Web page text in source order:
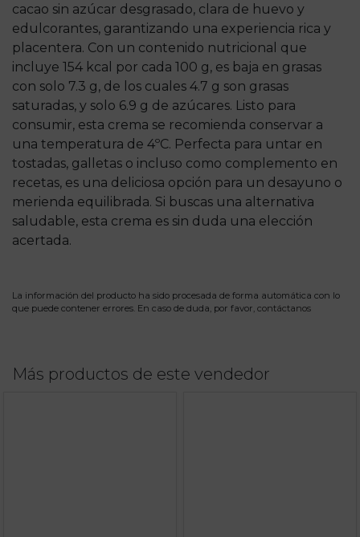
cacao sin azúcar desgrasado, clara de huevo y
edulcorantes, garantizando una experiencia rica y
placentera. Con un contenido nutricional que
incluye 154 kcal por cada 100 g, es baja en grasas
con solo 7.3 g, de los cuales 4.7 g son grasas
saturadas, y solo 6.9 g de azúcares. Listo para
consumir, esta crema se recomienda conservar a
una temperatura de 4ºC. Perfecta para untar en
tostadas, galletas o incluso como complemento en
recetas, es una deliciosa opción para un desayuno o
merienda equilibrada. Si buscas una alternativa
saludable, esta crema es sin duda una elección
acertada.
La información del producto ha sido procesada de forma automática con lo
que puede contener errores. En caso de duda, por favor, contáctanos
Más productos de este vendedor